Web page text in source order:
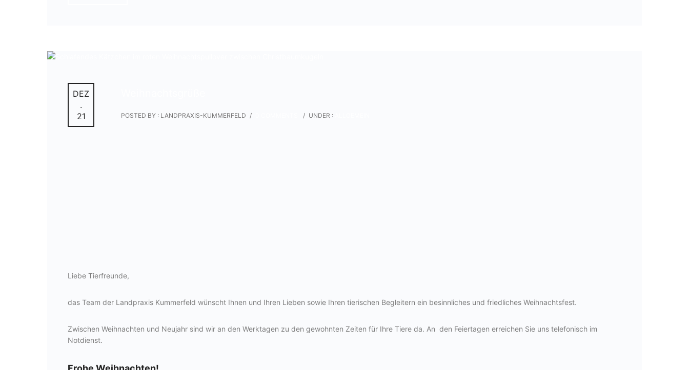
DEZ
.
21
POSTED BY : LANDPRAXIS-KUMMERFELD / / UNDER :
Liebe Tierfreunde,
das Team der Landpraxis Kummerfeld wünscht Ihnen und Ihren Lieben sowie Ihren tierischen Begleitern ein besinnliches und friedliches Weihnachtsfest.
Zwischen Weihnachten und Neujahr sind wir an den Werktagen zu den gewohnten Zeiten für Ihre Tiere da. An den Feiertagen erreichen Sie uns telefonisch im
Notdienst.